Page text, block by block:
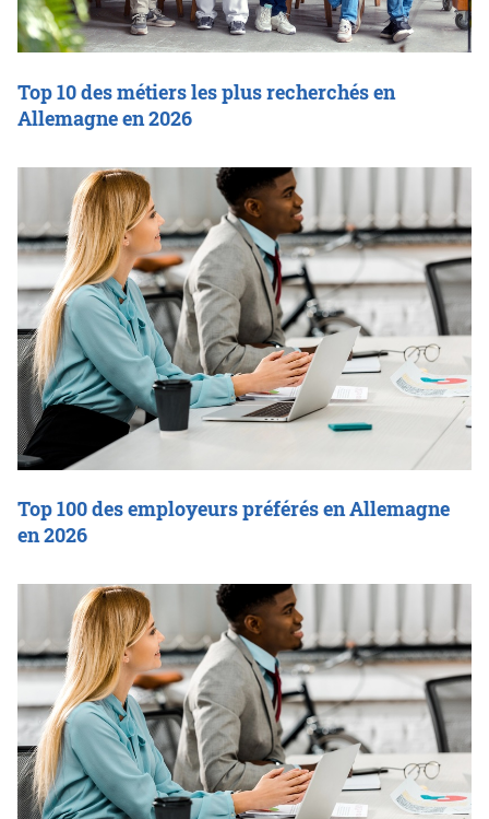
Top 10 des métiers les plus recherchés en
Allemagne en 2026
Top 100 des employeurs préférés en Allemagne
en 2026